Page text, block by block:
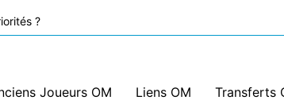
?
Joueurs OM Liens OM Transferts